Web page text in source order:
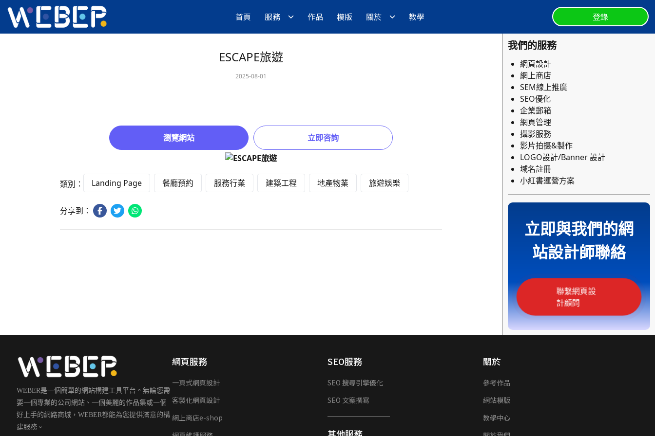
首頁 服務 作品 模版 關於 教學 登錄
ESCAPE旅遊
2025-08-01
瀏覽網站 立即咨詢
類別： Landing Page 餐廳預約 服務行業 建築工程 地產物業 旅遊娛樂
分享到：
我們的服務
網頁設計
網上商店
SEM線上推廣
SEO優化
企業郵箱
網頁管理
攝影服務
影片拍摄&製作
LOGO設計/Banner 設計
域名註冊
小紅書運營方案
立即與我們的網
站設計師聯絡
聯繫網頁設
計顧問
WEBER是一個簡單的網站構建工具平台。無論您需
要一個專業的公司網站、一個美麗的作品集或一個
好上手的網路商城，WEBER都能為您提供滿意的構
建服務。
網頁服務
一頁式網頁設計
客製化網頁設計
網上商店e-shop
SEO服務
SEO 搜尋引擎優化
SEO 文案撰寫
其他服務
關於
參考作品
網站模版
教學中心